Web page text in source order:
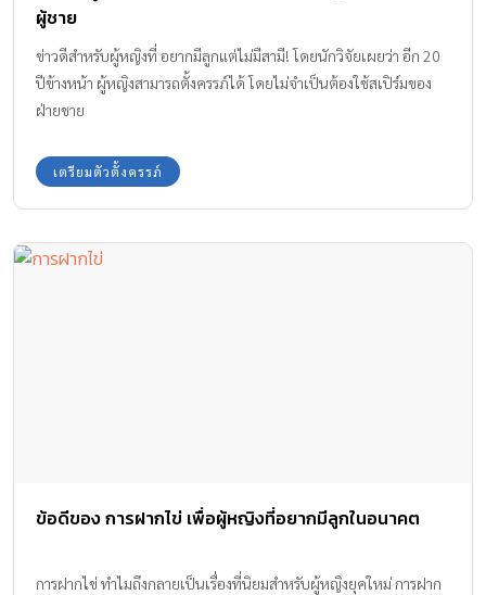
ผู้ชาย
ข่าวดีสำหรับผู้หญิงที่ อยากมีลูกแต่ไม่มีสามี! โดยนักวิจัยเผยว่า อีก 20
ปีข้างหน้า ผู้หญิงสามารถตั้งครรภ์ได้ โดยไม่จำเป็นต้องใช้สเปิร์มของ
ฝ่ายชาย
เตรียมตัวตั้งครรภ์
ข้อดีของ การฝากไข่ เพื่อผู้หญิงที่อยากมีลูกในอนาคต
การฝากไข่ ทำไมถึงกลายเป็นเรื่องที่นิยมสำหรับผู้หญิงยุคใหม่ การฝาก